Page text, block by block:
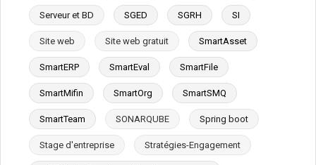
Serveur et BD SGED SGRH SI
Site web Site web gratuit SmartAsset
SmartERP SmartEval SmartFile
SmartMifin SmartOrg SmartSMQ
SmartTeam SONARQUBE Spring boot
Stage d'entreprise Stratégies-Engagement